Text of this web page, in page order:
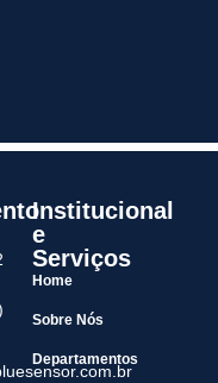
Institucional
e
Serviços
Home
Sobre Nós
Departamentos